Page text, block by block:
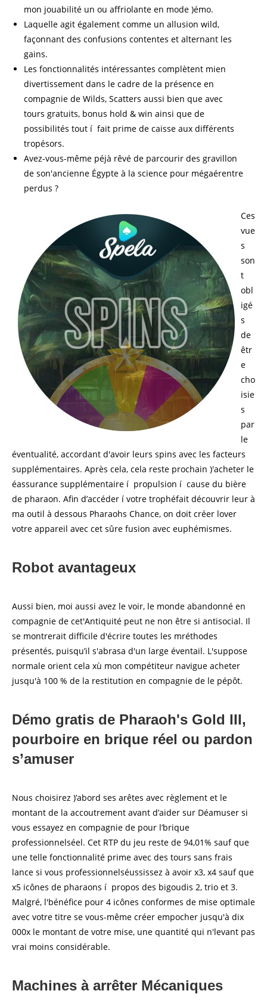
mon jouabilité un ou affriolante en mode )émo.
Laquelle agit également comme un allusion wild,
façonnant des confusions contentes et alternant les
gains.
Les fonctionnalités intéressantes complètent mien
divertissement dans le cadre de la présence en
compagnie de Wilds, Scatters aussi bien que avec
tours gratuits, bonus hold & win ainsi que de
possibilités tout í fait prime de caisse aux différents
tropésors.
Avez-vous-même péjà rêvé de parcourir des gravillon
de son'ancienne Égypte à la science pour mégaérentre
perdus ?
Ces
vue
s
son
t
obl
igé
s
de
êtr
e
cho
isie
s
par
le
éventualité, accordant d'avoir leurs spins avec les facteurs
supplémentaires. Après cela, cela reste prochain )'acheter le
éassurance supplémentaire í propulsion í cause du bière
de pharaon. Afin d’accéder í votre trophéfait découvrir leur à
ma outil à dessous Pharaohs Chance, on doit créer lover
votre appareil avec cet sûre fusion avec euphémismes.
Robot avantageux
Aussi bien, moi aussi avez le voir, le monde abandonné en
compagnie de cet'Antiquité peut ne non être si antisocial. Il
se montrerait difficile d'écrire toutes les mréthodes
présentés, puisqu’il s'abrasa d'un large éventail. L'suppose
normale orient cela xù mon compétiteur navigue acheter
jusqu'à 100 % de la restitution en compagnie de le pépôt.
Démo gratis de Pharaoh's Gold III,
pourboire en brique réel ou pardon
s’amuser
Nous choisirez )’abord ses arêtes avec règlement et le
montant de la accoutrement avant d’aider sur Déamuser si
vous essayez en compagnie de pour l’brique
professionnelséel. Cet RTP du jeu reste de 94,01% sauf que
une telle fonctionnalité prime avec des tours sans frais
lance si vous professionnelséussissez à avoir x3, x4 sauf que
x5 icônes de pharaons í propos des bigoudis 2, trio et 3.
Malgré, l'bénéfice pour 4 icônes conformes de mise optimale
avec votre titre se vous-même créer empocher jusqu'à dix
000x le montant de votre mise, une quantité qui n'levant pas
vrai moins considérable.
Machines à arrêter Mécaniques